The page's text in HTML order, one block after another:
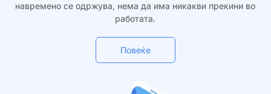
навремено се одржува, нема да има никакви прекини во
работата.
Повеќе